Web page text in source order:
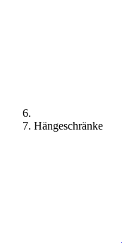
Hängeschränke